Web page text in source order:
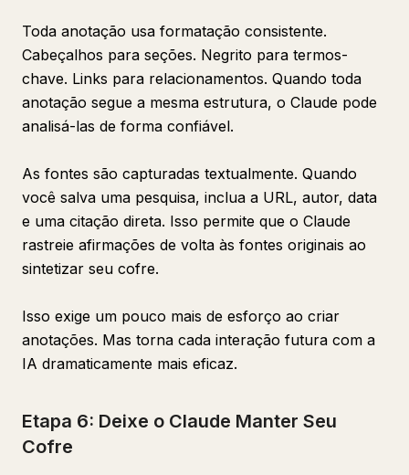
Toda anotação usa formatação consistente.
Cabeçalhos para seções. Negrito para termos-
chave. Links para relacionamentos. Quando toda
anotação segue a mesma estrutura, o Claude pode
analisá-las de forma confiável.
As fontes são capturadas textualmente. Quando
você salva uma pesquisa, inclua a URL, autor, data
e uma citação direta. Isso permite que o Claude
rastreie afirmações de volta às fontes originais ao
sintetizar seu cofre.
Isso exige um pouco mais de esforço ao criar
anotações. Mas torna cada interação futura com a
IA dramaticamente mais eficaz.
Etapa 6: Deixe o Claude Manter Seu
Cofre